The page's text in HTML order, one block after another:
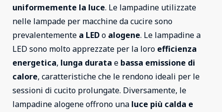
uniformemente la luce. Le lampadine utilizzate
nelle lampade per macchine da cucire sono
prevalentemente a LEDo alogene. Le lampadine a
LED sono molto apprezzate per la loro efficienza
energetica, lunga durata e bassa emissione di
calore, caratteristiche che le rendono ideali per le
sessioni di cucito prolungate. Diversamente, le
lampadine alogene offrono una luce più calda e